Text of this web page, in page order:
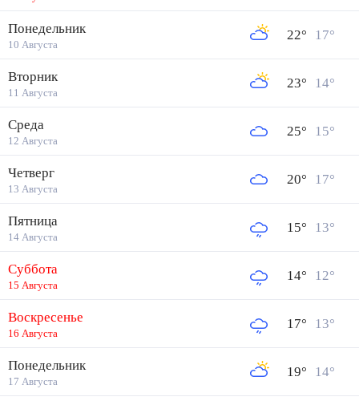
Понедельник
10 Августа
22° 17°
Вторник
11 Августа
23° 14°
Среда
12 Августа
25° 15°
Четверг
13 Августа
20° 17°
Пятница
14 Августа
15° 13°
Суббота
15 Августа
14° 12°
Воскресенье
16 Августа
17° 13°
Понедельник
17 Августа
19° 14°